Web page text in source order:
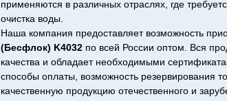
применяются в различных отраслях, где
очистка воды.
Наша компания предоставляет возможность
(Бесфлок) K4032 по всей России оптом. Вся
качества и обладает необходимыми
способы оплаты, возможность резервирования
качественную продукцию отечественного и